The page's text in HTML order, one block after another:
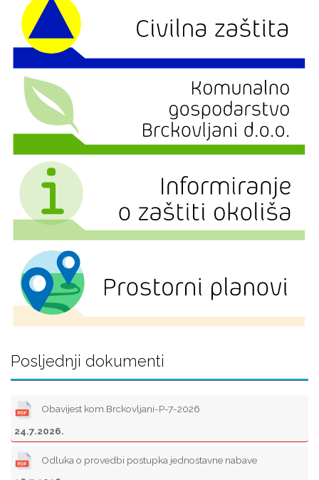
Posljednji dokumenti
Obavijest kom.Brckovljani-P-7-2026
24.7.2026.
Odluka o provedbi postupka jednostavne nabave